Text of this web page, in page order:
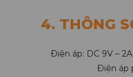
4. THÔNG
Điện áp: DC 9V –
Điện áp